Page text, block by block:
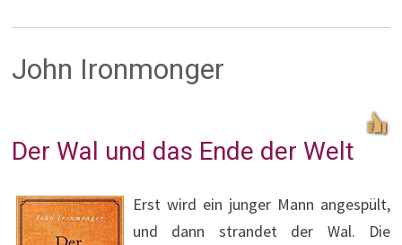
John Ironmonger
Der Wal und das Ende der Welt
Erst wird ein junger Mann angespült,
und dann strandet der Wal. Die